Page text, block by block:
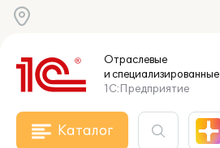
Отраслевые
и специализированные
1С:Предприятие
Каталог